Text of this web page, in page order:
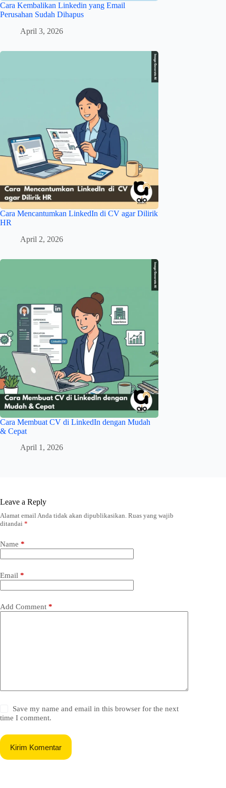
Cara Kembalikan Linkedin yang Email
Perusahan Sudah Dihapus
April 3, 2026
Cara Mencantumkan LinkedIn di CV agar Dilirik
HR
April 2, 2026
Cara Membuat CV di LinkedIn dengan Mudah
& Cepat
April 1, 2026
Leave a Reply
Alamat email Anda tidak akan dipublikasikan. Ruas yang wajib
ditandai *
Name *
Email *
Add Comment *
Save my name and email in this browser for the next
time I comment.
Kirim Komentar